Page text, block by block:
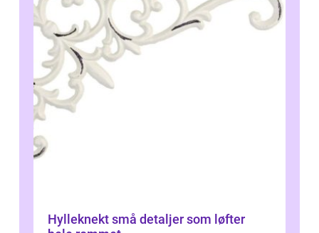
Hylleknekt små detaljer som løfter